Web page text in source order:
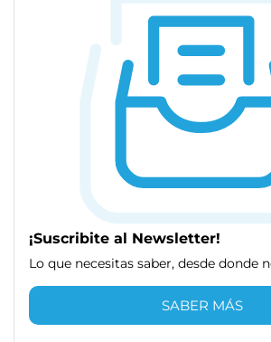
¡Suscribite al Newsletter!
Lo que necesitas saber, desde donde
SABER MÁS